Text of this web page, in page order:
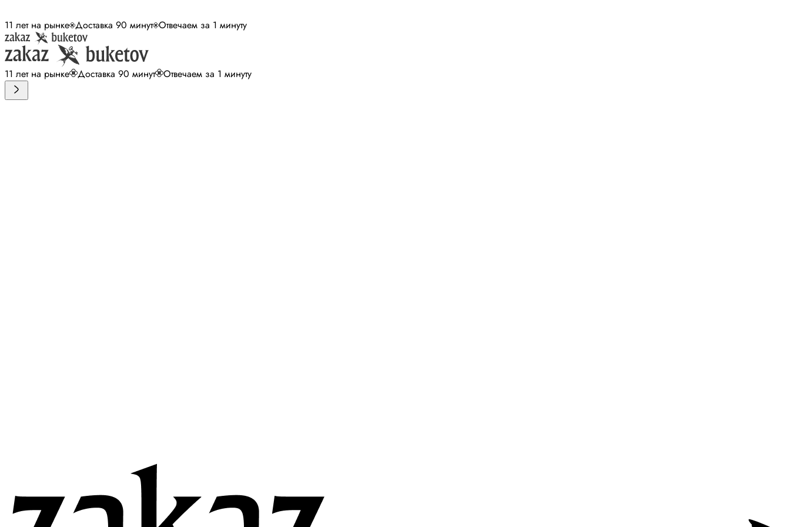
11 лет на рынке Доставка 90 минут Отвечаем за 1 минуту
11 лет на рынке Доставка 90 минут Отвечаем за 1 минуту